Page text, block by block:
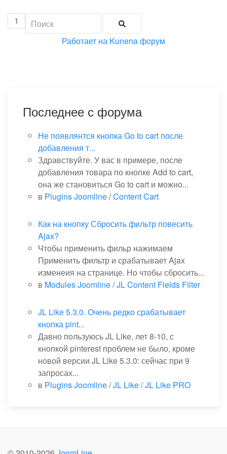
1
Работает на Kunena форум
Последнее с форума
Не появлянтся кнопка Go to cart после
добавления т...
Здравствуйте. У вас в примере, после
добавления товара по кнопке Add to cart,
она же становиться Go to cart и можно...
в Plugins Joomline/Content Cart
Как на кнопку Сбросить фильтр повесить
Ajax?
Чтобы применить фильр нажимаем
Применить фильтр и срабатывает Ajax
изменеия на странице. Но чтобы сбросить...
в Modules Joomline/JL Content Fields Filter
JL Like 5.3.0. Очень редко срабатывает
кнопка pint...
Давно пользуюсь JL Like, лет 8-10, с
кнопкой pinterest проблем не было, кроме
новой версии JL Like 5.3.0: сейчас при 9
запросах...
в Plugins Joomline/JL Like / JL Like PRO